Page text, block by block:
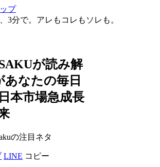
プ
3分で。アレもコレもソレも。
が読み解
あなたの毎日
本市場急成長
の注目ネタ
LINE コピー